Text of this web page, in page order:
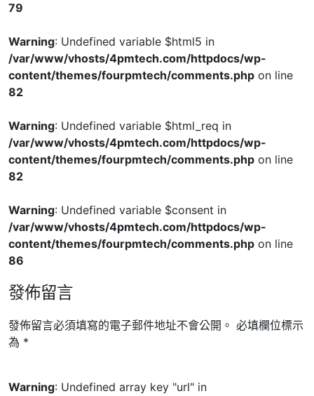
79
Warning: Undefined variable $html5 in
/var/www/vhosts/4pmtech.com/httpdocs/wp-
content/themes/fourpmtech/comments.php on line
82
Warning: Undefined variable $html_req in
/var/www/vhosts/4pmtech.com/httpdocs/wp-
content/themes/fourpmtech/comments.php on line
82
Warning: Undefined variable $consent in
/var/www/vhosts/4pmtech.com/httpdocs/wp-
content/themes/fourpmtech/comments.php on line
86
發佈留言
發佈留言必須填寫的電子郵件地址不會公開。 必填欄位標示
為 *
Warning: Undefined array key "url" in